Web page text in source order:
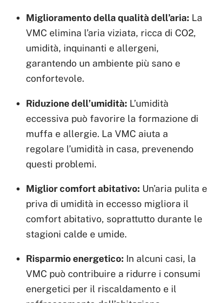
Miglioramento della qualità dell’aria: La
VMC elimina l’aria viziata, ricca di CO2,
umidità, inquinanti e allergeni,
garantendo un ambiente più sano e
confortevole.
Riduzione dell’umidità: L’umidità
eccessiva può favorire la formazione di
muffa e allergie. La VMC aiuta a
regolare l’umidità in casa, prevenendo
questi problemi.
Miglior comfort abitativo: Un’aria pulita e
priva di umidità in eccesso migliora il
comfort abitativo, soprattutto durante le
stagioni calde e umide.
Risparmio energetico: In alcuni casi, la
VMC può contribuire a ridurre i consumi
energetici per il riscaldamento e il